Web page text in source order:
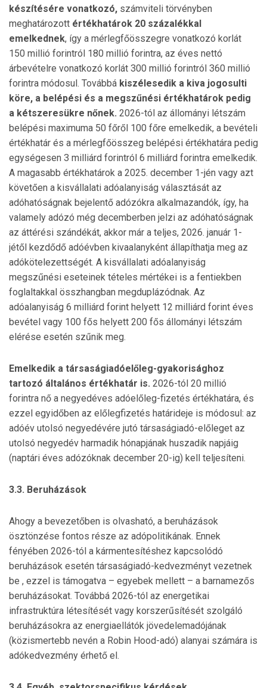
készítésére vonatkozó, számviteli törvényben
meghatározott értékhatárok 20 százalékkal
emelkednek, így a mérlegfőösszegre vonatkozó korlát
150 millió forintról 180 millió forintra, az éves nettó
árbevételre vonatkozó korlát 300 millió forintról 360 millió
forintra módosul. Továbbá kiszélesedik a kiva jogosulti
köre, a belépési és a megszűnési értékhatárok pedig
a kétszeresükre nőnek. 2026-tól az állományi létszám
belépési maximuma 50 főről 100 főre emelkedik, a bevételi
értékhatár és a mérlegfőösszeg belépési értékhatára pedig
egységesen 3 milliárd forintról 6 milliárd forintra emelkedik.
A magasabb értékhatárok a 2025. december 1-jén vagy azt
követően a kisvállalati adóalanyiság választását az
adóhatóságnak bejelentő adózókra alkalmazandók, így, ha
valamely adózó még decemberben jelzi az adóhatóságnak
az áttérési szándékát, akkor már a teljes, 2026. január 1-
jétől kezdődő adóévben kivaalanyként állapíthatja meg az
adókötelezettségét. A kisvállalati adóalanyiság
megszűnési eseteinek tételes mértékei is a fentiekben
foglaltakkal összhangban megduplázódnak. Az
adóalanyiság 6 milliárd forint helyett 12 milliárd forint éves
bevétel vagy 100 fős helyett 200 fős állományi létszám
elérése esetén szűnik meg.
Emelkedik a társaságiadóelőleg-gyakorisághoz
tartozó általános értékhatár is. 2026-tól 20 millió
forintra nő a negyedéves adóelőleg-fizetés értékhatára, és
ezzel egyidőben az előlegfizetés határideje is módosul: az
adóév utolsó negyedévére jutó társaságiadó-előleget az
utolsó negyedév harmadik hónapjának huszadik napjáig
(naptári éves adózóknak december 20-ig) kell teljesíteni.
3.3. Beruházások
Ahogy a bevezetőben is olvasható, a beruházások
ösztönzése fontos része az adópolitikának. Ennek
fényében 2026-tól a kármentesítéshez kapcsolódó
beruházások esetén társaságiadó-kedvezményt vezetnek
be , ezzel is támogatva – egyebek mellett – a barnamezős
beruházásokat. Továbbá 2026-tól az energetikai
infrastruktúra létesítését vagy korszerűsítését szolgáló
beruházásokra az energiaellátók jövedelemadójának
(közismertebb nevén a Robin Hood-adó) alanyai számára is
adókedvezmény érhető el.